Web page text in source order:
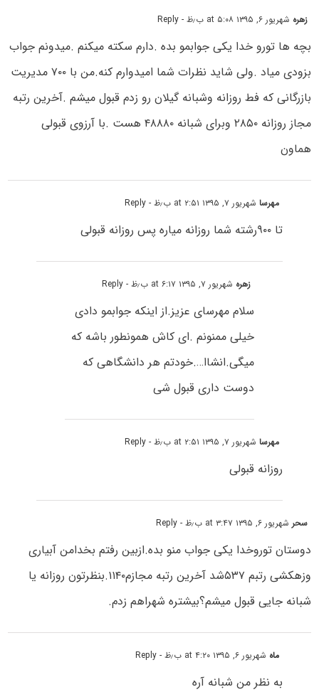
زهره شهریور ۶, ۱۳۹۵ at ۵:۰۸ ب٫ظ - Reply
بچه ها تورو خدا یکی جوابمو بده .دارم سکته میکنم .میدونم جواب
بزودی میاد .ولی شاید نظرات شما امیدوارم کنه.من با ۷۰۰ مدیریت
بازرگانی که فط روزانه وشبانه گیلان رو زدم قبول میشم .آخرین رتبه
مجاز روزانه ۲۸۵۰ وبرای شبانه ۴۸۸۸۰ هست .با آرزوی قبولی
هماون
مهرساشهریور ۷, ۱۳۹۵ at ۲:۵۱ ب٫ظ - Reply
تا ۹۰۰رشته شما روزانه میاره پس روزانه قبولی
زهره شهریور ۷, ۱۳۹۵ at ۶:۱۷ ب٫ظ - Reply
سلام مهرسای عزیز.از اینکه جوابمو دادی
خیلی ممنونم .ای کاش همونطور باشه که
میگی.انشاا….خودتم هر دانشگاهی که
دوست داری قبول شی
مهرساشهریور ۷, ۱۳۹۵ at ۲:۵۱ ب٫ظ - Reply
روزانه قبولی
سحرشهریور ۶, ۱۳۹۵ at ۳:۴۷ ب٫ظ - Reply
دوستان توروخدا یکی جواب منو بده.ازبین رفتم بخدامن آبیاری
وزهکشی رتبم ۵۳۷شد آخرین رتبه مجازم۱۱۴۰.بنظرتون روزانه یا
شبانه جایی قبول میشم؟بیشتره شهراهم زدم.
ماه شهریور ۶, ۱۳۹۵ at ۴:۲۰ ب٫ظ - Reply
به نظر من شبانه آره